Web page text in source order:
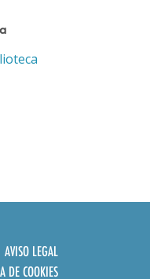
AVISO LEGAL
DE COOKIES